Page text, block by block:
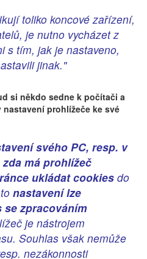
toliko koncové zařízení,
je nutno vycházet z
s tím, jak je nastaveno,
jinak."
si někdo sedne k počítači a
prohlížeče ke své
svého PC, resp. v
má prohlížeč
ukládat cookies do
nastavení lze
se zpracováním
je nástrojem
Souhlas však nemůže
nezákonnosti